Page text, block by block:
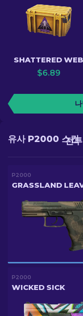
SHATTERED WEB
$6.89
전
유사 P2000 스킨
P2000
GRASSLAND
P2000
WICKED SICK